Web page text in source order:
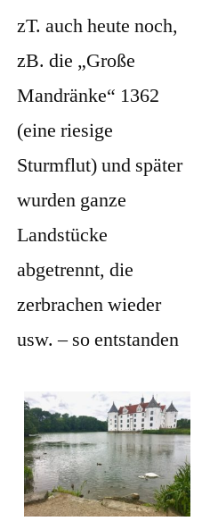
zT. auch heute noch,
zB. die „Große
Mandränke“ 1362
(eine riesige
Sturmflut) und später
wurden ganze
Landstücke
abgetrennt, die
zerbrachen wieder
usw. – so entstanden